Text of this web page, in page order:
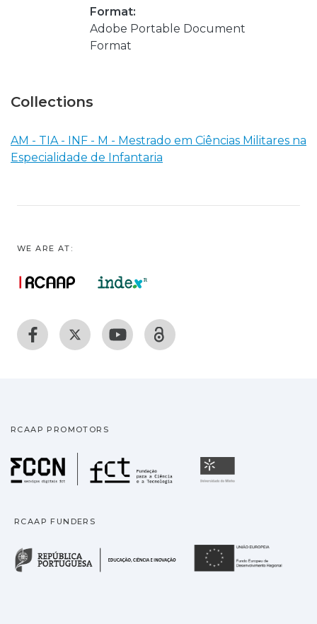
Format:
Adobe Portable Document
Format
Collections
AM - TIA - INF - M - Mestrado em Ciências Militares na
Especialidade de Infantaria
WE ARE AT:
RCAAP PROMOTORS
Fundação para a
RCAAP FUNDERS
República Portuguesa